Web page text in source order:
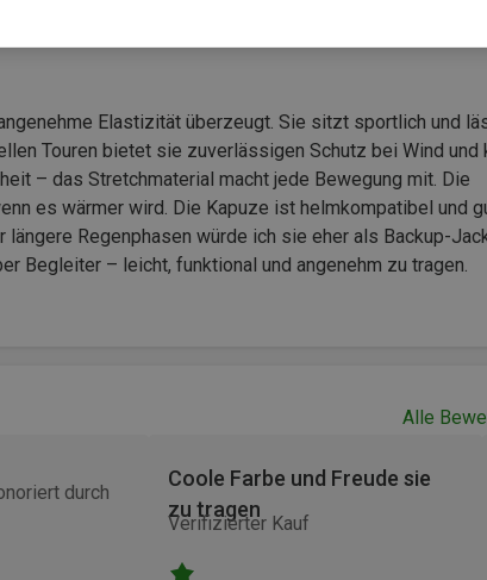
Elastizität überzeugt. Sie sitzt sportlich und
Touren bietet sie zuverlässigen Schutz bei Wind und
– das Stretchmaterial macht jede Bewegung mit. Die
es wärmer wird. Die Kapuze ist helmkompatibel und
Regenphasen würde ich sie eher als Backup-
Begleiter – leicht, funktional und angenehm zu tragen.
Alle
durch
Verifizierter Kauf
Coole Farbe und Freude sie
zu tragen